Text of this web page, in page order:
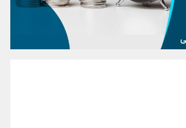
09927779040
شروع گفتگو
@Armteam_admin_por